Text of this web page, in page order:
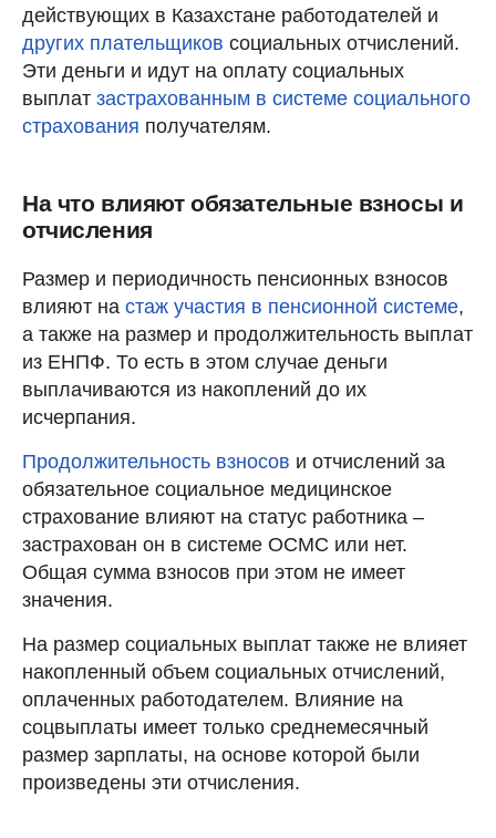
действующих в Казахстане работодателей и
других плательщиков социальных отчислений.
Эти деньги и идут на оплату социальных
выплат застрахованным в системе социального
страхования получателям.
На что влияют обязательные взносы и
отчисления
Размер и периодичность пенсионных взносов
влияют на стаж участия в пенсионной системе,
а также на размер и продолжительность выплат
из ЕНПФ. То есть в этом случае деньги
выплачиваются из накоплений до их
исчерпания.
Продолжительность взносов и отчислений за
обязательное социальное медицинское
страхование влияют на статус работника –
застрахован он в системе ОСМС или нет.
Общая сумма взносов при этом не имеет
значения.
На размер социальных выплат также не влияет
накопленный объем социальных отчислений,
оплаченных работодателем. Влияние на
соцвыплаты имеет только среднемесячный
размер зарплаты, на основе которой были
произведены эти отчисления.